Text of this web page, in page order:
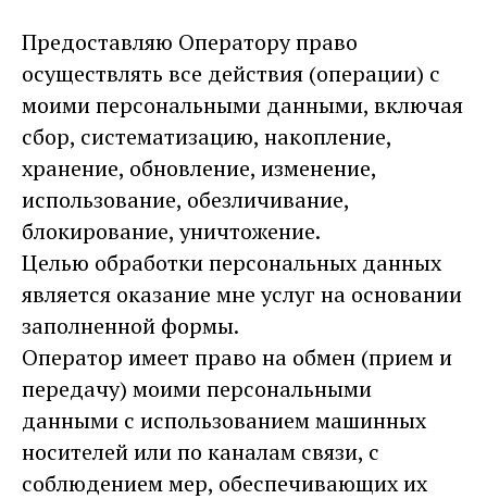
Предоставляю Оператору право
осуществлять все действия (операции) с
моими персональными данными, включая
сбор, систематизацию, накопление,
хранение, обновление, изменение,
использование, обезличивание,
блокирование, уничтожение.
Целью обработки персональных данных
является оказание мне услуг на основании
заполненной формы.
Оператор имеет право на обмен (прием и
передачу) моими персональными
данными с использованием машинных
носителей или по каналам связи, с
соблюдением мер, обеспечивающих их